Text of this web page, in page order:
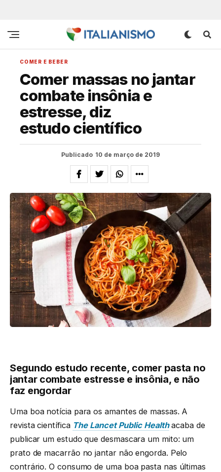
COMER E BEBER
Comer massas no jantar
combate insônia e
estresse, diz
estudo científico
Publicado 10 de março de 2019
Segundo estudo recente, comer pasta no
jantar combate estresse e insônia, e não
faz engordar
Uma boa notícia para os amantes de massas. A
revista científica The Lancet Public Healthacaba de
publicar um estudo que desmascara um mito: um
prato de macarrão no jantar não engorda. Pelo
contrário. O consumo de uma boa pasta nas últimas